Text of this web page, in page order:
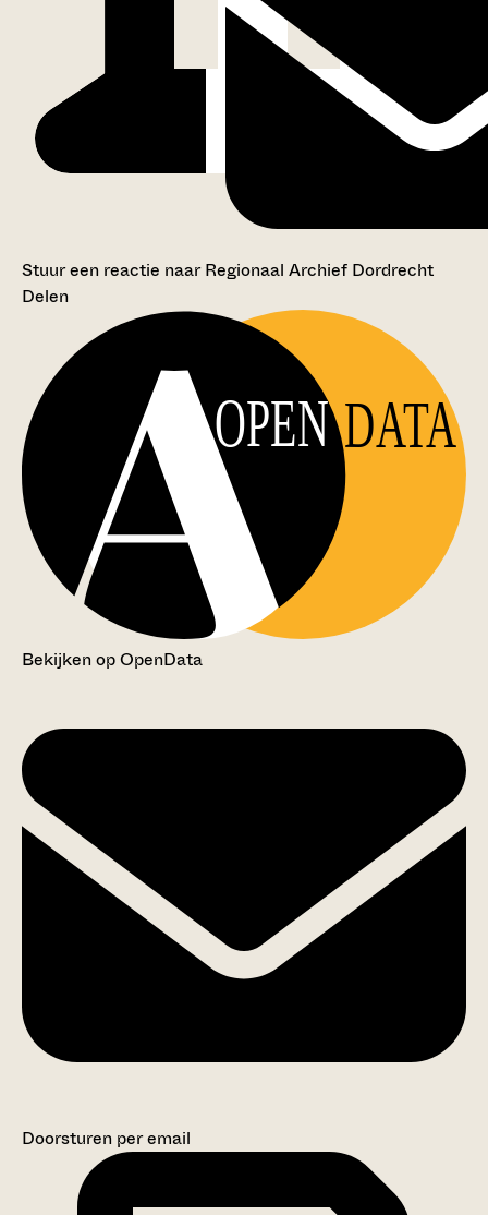
Stuur een reactie naar Regionaal Archief Dordrecht
Delen
OPEN DATA
Bekijken op OpenData
Doorsturen per email